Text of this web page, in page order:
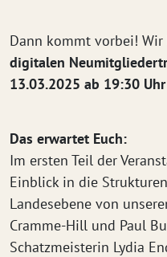
Dann kommt vorbei!
digitalen
13.03.2025 ab 19:30 Uhr
Das erwartet Euch:
Im ersten Teil der
Einblick in die
Landesebene von
Cramme-Hill und Paul
Schatzmeisterin Lydia